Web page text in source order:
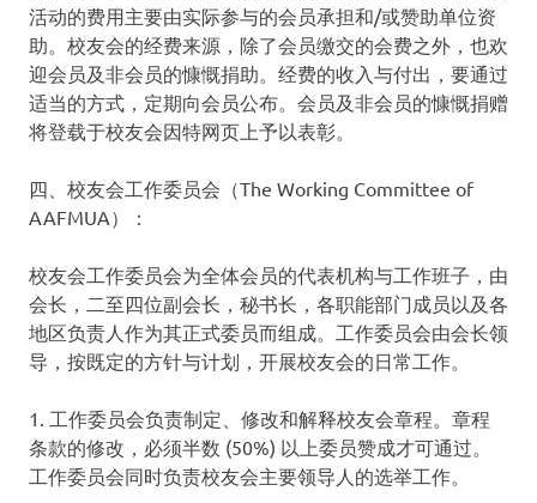
活动的费用主要由实际参与的会员承担和/或赞助单位资
助。校友会的经费来源，除了会员缴交的会费之外，也欢
迎会员及非会员的慷慨捐助。经费的收入与付出，要通过
适当的方式，定期向会员公布。会员及非会员的慷慨捐赠
将登载于校友会因特网页上予以表彰。
四、校友会工作委员会（The Working Committee of
AAFMUA）：
校友会工作委员会为全体会员的代表机构与工作班子，由
会长，二至四位副会长，秘书长，各职能部门成员以及各
地区负责人作为其正式委员而组成。工作委员会由会长领
导，按既定的方针与计划，开展校友会的日常工作。
1. 工作委员会负责制定、修改和解释校友会章程。章程
条款的修改，必须半数 (50%) 以上委员赞成才可通过。
工作委员会同时负责校友会主要领导人的选举工作。